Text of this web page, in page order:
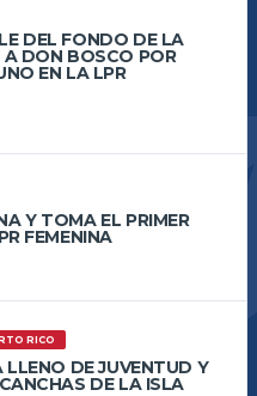
DEL FONDO DE LA
DON BOSCO POR
EN LA LPR
Y TOMA EL PRIMER
FEMENINA
RICO
LLENO DE JUVENTUD Y
DE LA ISLA